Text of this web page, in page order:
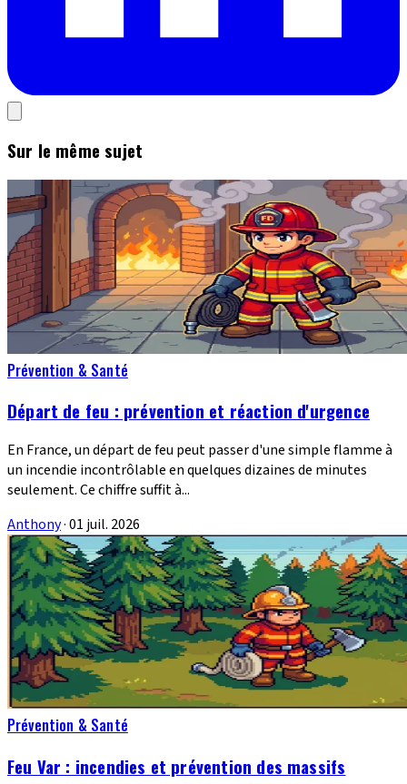
Sur le même sujet
Prévention & Santé
Départ de feu : prévention et réaction d'urgence
En France, un départ de feu peut passer d'une simple flamme à
un incendie incontrôlable en quelques dizaines de minutes
seulement. Ce chiffre suffit à...
Anthony·01 juil. 2026
Prévention & Santé
Feu Var : incendies et prévention des massifs